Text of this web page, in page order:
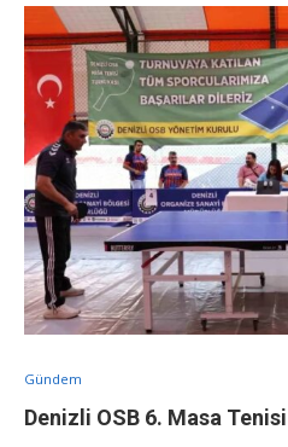
Gündem
Denizli OSB 6. Masa